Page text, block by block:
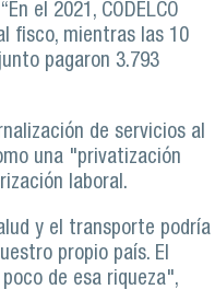
el 2021, CODELCO
fisco, mientras las 10
pagaron 3.793
de servicios al
una "privatización
laboral.
y el transporte podría
propio país. El
de esa riqueza",